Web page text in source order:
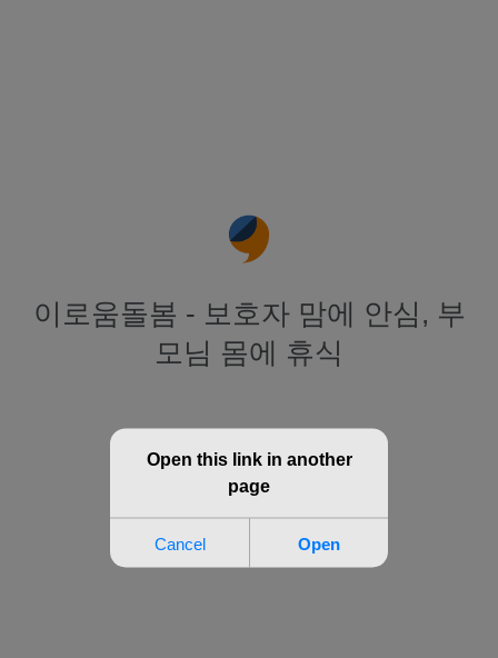
이로움돌봄 - 보호자 맘에 안심, 부
모님 몸에 휴식